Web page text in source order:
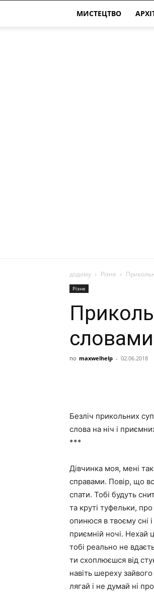
МИСТЕЦТВО
додому Різне
Різне
словами
по maxwelhelp - 02.06.2018
Безліч прикольних
слова на ніч і
***
Дівчинка моя, мені
справами. Повір, що
спати. Тобі будуть
та круті туфельки,
опинюся в твоєму сні
приємній ночі. Нехай
тобі реально не
ти схоплюєшся від
навіть шереху
лягай і не думай ні